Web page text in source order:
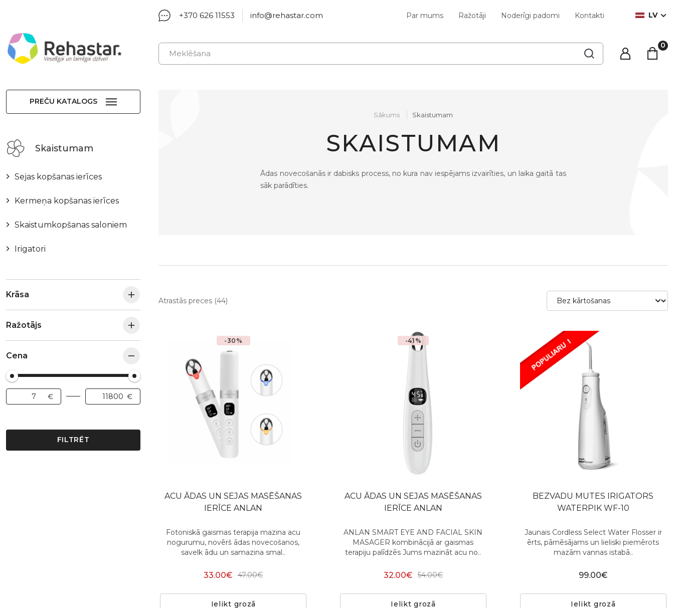
+370 626 11553 info@rehastar.com Par mums Ražotāji Noderīgi padomi Kontakti LV
PREČU KATALOGS
Skaistumam
Sejas kopšanas ierīces
Kermeņa kopšanas ierīces
Skaistumkopšanas saloniem
Irigatori
Krāsa
Ražotājs
Cena
FILTRĒT
Sākums Skaistumam
SKAISTUMAM
Ādas novecošanās ir dabisks process, no kura nav iespējams izvairīties, un laika gaitā tas
sāk parādīties.
Atrastās preces (44)
-30%
ACU ĀDAS UN SEJAS MASĒŠANAS
IERĪCE ANLAN
Fotoniskā gaismas terapija mazina acu
nogurumu, novērš ādas novecošanos,
savelk ādu un samazina smal..
33.00€ 47.00€
Ielikt grozā
-41%
ACU ĀDAS UN SEJAS MASĒŠANAS
IERĪCE ANLAN
ANLAN SMART EYE AND FACIAL SKIN
MASAGER kombinācijā ar gaismas
terapiju palīdzēs Jums mazināt acu no..
32.00€ 54.00€
Ielikt grozā
BEZVADU MUTES IRIGATORS
WATERPIK WF-10
Jaunais Cordless Select Water Flosser ir
ērts, pārnēsājams un lieliski piemērots
mazām vannas istabā..
99.00€
Ielikt grozā